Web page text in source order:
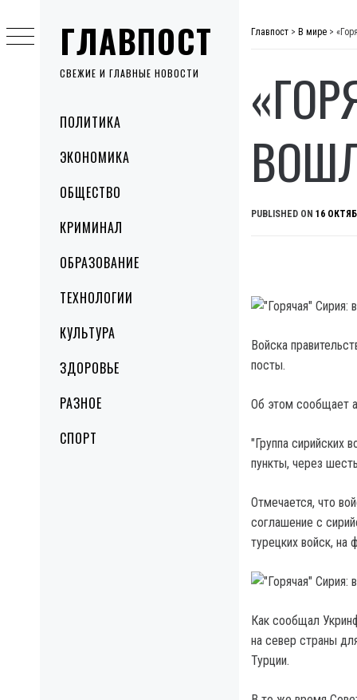
ГЛАВПОСТ
СВЕЖИЕ И ГЛАВНЫЕ НОВОСТИ
MenuПОЛИТИКА
ЭКОНОМИКА
ОБЩЕСТВО
КРИМИНАЛ
ОБРАЗОВАНИЕ
ТЕХНОЛОГИИ
КУЛЬТУРА
ЗДОРОВЬЕ
РАЗНОЕ
СПОРТ
to
content
Главпост > В мире >
PUBLISHED ON 16
Войска
посты.
Об этом сообщает
"Группа сирийских
пункты, через
Отмечается, что
соглашение с
турецких войск, на
Как сообщал
на север страны
Турции.